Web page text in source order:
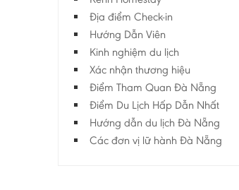
Địa điểm Check-in
Hướng Dẫn Viên
Kinh nghiệm du lịch
Xác nhận thương hiệu
Điểm Tham Quan Đà Nẵng
Điểm Du Lịch Hấp Dẫn Nhất
Hướng dẫn du lịch Đà Nẵng
Các đơn vị lữ hành Đà Nẵng